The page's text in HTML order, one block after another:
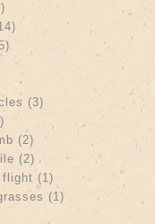
Apply Basic filter
filterApply Comics filter
filter
Apply Vintage filter
Apply Ethno filter
filter
(3) Apply Glyph
filter
filter
(2) Apply Honeycomb
tile filter
(2) Apply Metlakh tile
flight filter
flight (1) Apply Fabulous
grasses filter
(1) Apply